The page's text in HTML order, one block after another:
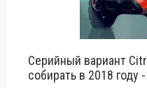
Серийный вариант
собирать в 2018 году